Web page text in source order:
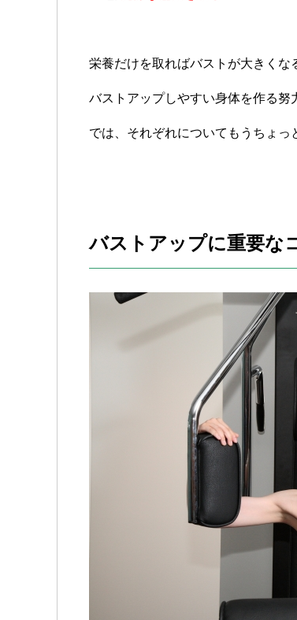
栄養だけを取ればバストが大きくな
バストアップしやすい身体を作る努
では、それぞれについてもうちょっ
バストアップに重要な